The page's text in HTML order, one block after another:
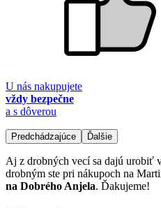
U nás nakupujete
vždy bezpečne
a s dôverou
Predchádzajúce Ďalšie
Aj z drobných vecí sa dajú urobiť
drobným ste pri nákupoch na
na Dobrého Anjela. Ďakujeme!